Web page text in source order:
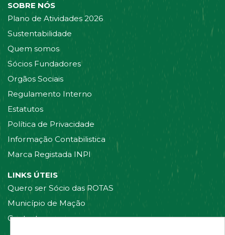
SOBRE NÓS
Plano de Atividades 2026
Sustentabilidade
Quem somos
Sócios Fundadores
Orgãos Sociais
Regulamento Interno
Estatutos
Política de Privacidade
Informação Contabilistica
Marca Registada INPI
LINKS ÚTEIS
Quero ser Sócio das ROTAS
Município de Mação
Contacte-nos